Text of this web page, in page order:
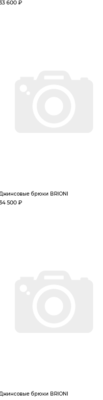
600 ₽
брюки BRIONI
500 ₽
брюки BRIONI